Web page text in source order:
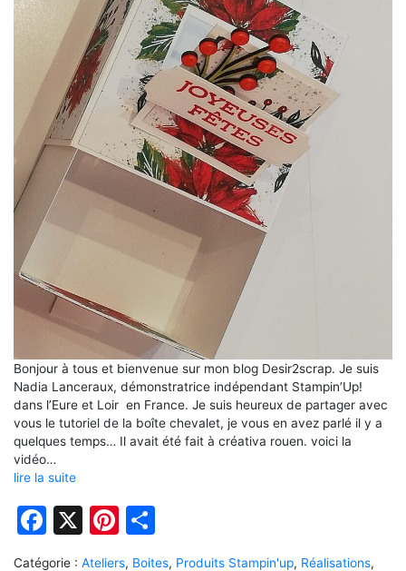
Bonjour à tous et bienvenue sur mon blog Desir2scrap. Je suis
Nadia Lanceraux, démonstratrice indépendant Stampin’Up!
dans l’Eure et Loir en France. Je suis heureux de partager avec
vous le tutoriel de la boîte chevalet, je vous en avez parlé il y a
quelques temps… Il avait été fait à créativa rouen. voici la
vidéo…
lire la suite
Facebook
X Pinterest
Catégorie : Ateliers, Boites, Produits Stampin'up, Réalisations,